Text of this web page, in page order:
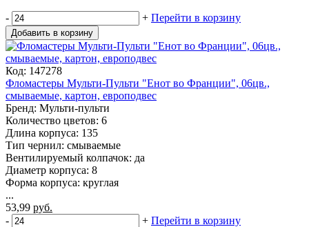
- + Перейти в корзину
Добавить в корзину
Код: 147278
Фломастеры Мульти-Пульти "Енот во Франции", 06цв.,
смываемые, картон, европодвес
Бренд: Мульти-пульти
Количество цветов: 6
Длина корпуса: 135
Тип чернил: смываемые
Вентилируемый колпачок: да
Диаметр корпуса: 8
Форма корпуса: круглая
...
53,99 руб.
-
+ Перейти в корзину